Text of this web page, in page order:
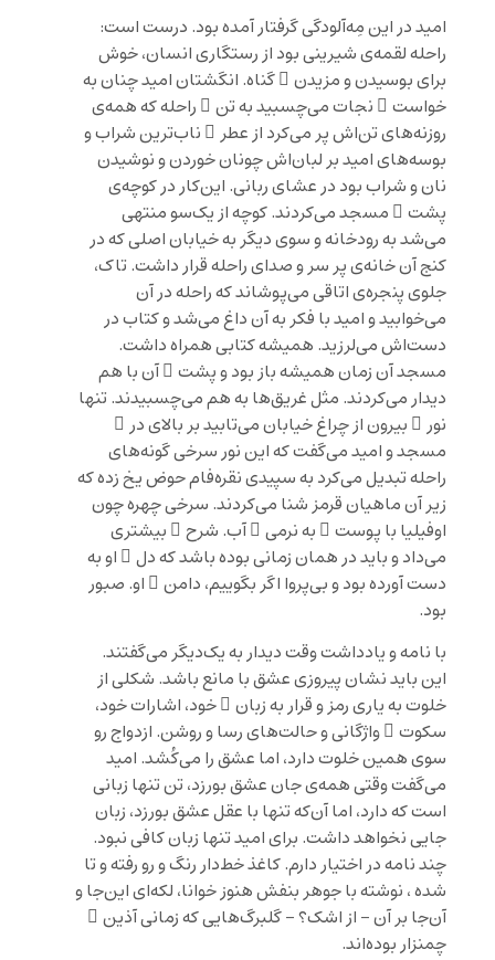
امید در این مِه‌آلودگی گرفتار آمده بود. درست است:
راحله لقمه‌ی شیرینی بود از رستگاری انسان، خوش
برای بوسیدن و مزیدن ِ گناه. انگشتان امید چنان به
خواست ِ نجات می‌چسبید به تن ِ راحله که همه‌ی
روزنه‌های تن‌اش پر می‌کرد از عطر ِ ناب‌ترین شراب و
بوسه‌های امید بر لبان‌اش چونان خوردن و نوشیدن
نان و شراب بود در عشای ربانی. این‌کار در کوچه‌ی
پشت ِ مسجد می‌کردند. کوچه از یک‌سو منتهی
می‌شد به رودخانه و سوی دیگر به خیابان اصلی که در
کنج آن خانه‌ی پر سر و صدای راحله قرار داشت. تاک،
جلوی پنجره‌ی اتاقی می‌پوشاند که راحله در آن
می‌خوابید و امید با فکر به آن داغ می‌شد و کتاب در
دست‌اش می‌لرزید. همیشه کتابی همراه داشت.
مسجد آن زمان همیشه باز بود و پشت ِ آن با هم
دیدار می‌کردند. مثل غریق‌ها به هم می‌چسبیدند. تنها
نور ِ بیرون از چراغ خیابان می‌تابید بر بالای در ِ
مسجد و امید می‌گفت که این نور سرخی گونه‌های
راحله تبدیل می‌کرد به سپیدی نقره‌فام حوض یخ زده که
زیر آن ماهیان قرمز شنا می‌کردند. سرخی چهره چون
اوفیلیا با پوست ِ به نرمی ِ آب. شرح ِ بیشتری
می‌داد و باید در همان زمانی بوده باشد که دل ِ او به
دست آورده بود و بی‌پروا اگر بگوییم، دامن ِ او. صبور
بود.
با نامه و یادداشت وقت دیدار به یک‌دیگر می‌گفتند.
این باید نشان پیروزی عشق با مانع باشد. شکلی از
خلوت به یاری رمز و قرار به زبان ِ خود، اشارات خود،
سکوت ِ واژگانی و حالت‌های رسا و روشن. ازدواج رو
سوی همین خلوت دارد، اما عشق را می‌کُشد. امید
می‌گفت وقتی همه‌ی جان عشق بورزد، تن تنها زبانی
است که دارد، اما آن‌که تنها با عقل عشق بورزد، زبان
جایی نخواهد داشت. برای امید تنها زبان کافی نبود.
چند نامه در اختیار دارم. کاغذ خط‌دار رنگ و رو رفته و تا
شده ، نوشته با جوهر بنفش هنوز خوانا، لکه‌ای این‌جا و
آن‌جا بر آن – از اشک؟ – گلبرگ‌هایی که زمانی آذین ِ
چمنزار بوده‌اند.